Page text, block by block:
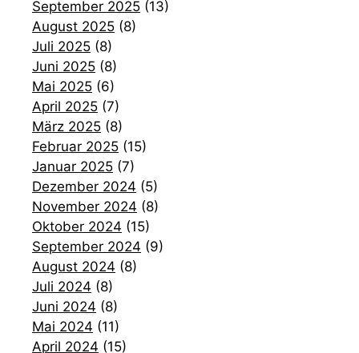
September 2025 (13)
August 2025 (8)
Juli 2025 (8)
Juni 2025 (8)
Mai 2025 (6)
April 2025 (7)
März 2025 (8)
Februar 2025 (15)
Januar 2025 (7)
Dezember 2024 (5)
November 2024 (8)
Oktober 2024 (15)
September 2024 (9)
August 2024 (8)
Juli 2024 (8)
Juni 2024 (8)
Mai 2024 (11)
April 2024 (15)